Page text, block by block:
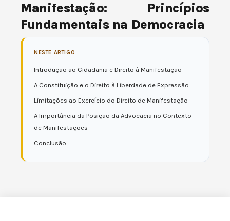
Manifestação: Princípios
Fundamentais na Democracia
NESTE ARTIGO
Introdução ao Cidadania e Direito à Manifestação
A Constituição e o Direito à Liberdade de Expressão
Limitações ao Exercício do Direito de Manifestação
A Importância da Posição da Advocacia no Contexto
de Manifestações
Conclusão